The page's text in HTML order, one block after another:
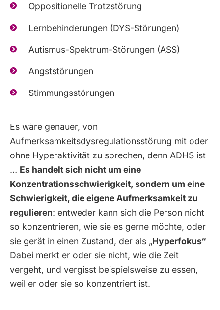
Oppositionelle Trotzstörung
Lernbehinderungen (DYS-Störungen)
Autismus-Spektrum-Störungen (ASS)
Angststörungen
Stimmungsstörungen
Es wäre genauer, von
Aufmerksamkeitsdysregulationsstörung mit oder
ohne Hyperaktivität zu sprechen, denn ADHS ist
… Es handelt sich nicht um eine
Konzentrationsschwierigkeit, sondern um eine
Schwierigkeit, die eigene Aufmerksamkeit zu
regulieren: entweder kann sich die Person nicht
so konzentrieren, wie sie es gerne möchte, oder
sie gerät in einen Zustand, der als „Hyperfokus“
Dabei merkt er oder sie nicht, wie die Zeit
vergeht, und vergisst beispielsweise zu essen,
weil er oder sie so konzentriert ist.